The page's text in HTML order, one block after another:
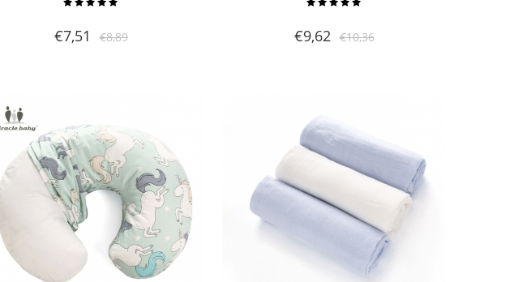
el pelo para bebés unis
€7,51 €8,89
Perfecto,90 x 90cmle Swaddle
€9,62 €10,36